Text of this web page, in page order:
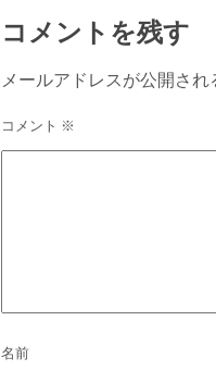
コメントを残す
メールアドレスが公開され
コメント ※
名前